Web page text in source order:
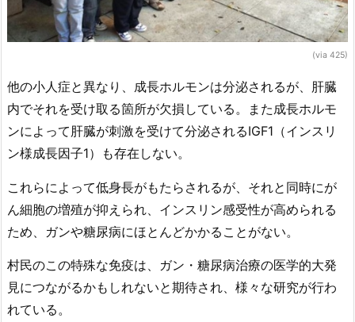
(via 425)
他の小人症と異なり、成長ホルモンは分泌されるが、肝臓
内でそれを受け取る箇所が欠損している。また成長ホルモ
ンによって肝臓が刺激を受けて分泌されるIGF1（インスリ
ン様成長因子1）も存在しない。
これらによって低身長がもたらされるが、それと同時にが
ん細胞の増殖が抑えられ、インスリン感受性が高められる
ため、ガンや糖尿病にほとんどかかることがない。
村民のこの特殊な免疫は、ガン・糖尿病治療の医学的大発
見につながるかもしれないと期待され、様々な研究が行わ
れている。